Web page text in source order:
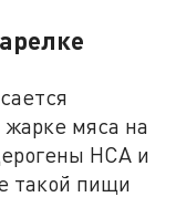
мяса на
HCA и
такой пищи